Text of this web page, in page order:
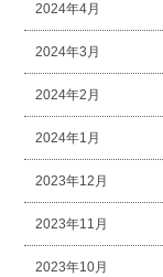
2024年4月
2024年3月
2024年2月
2024年1月
2023年12月
2023年11月
2023年10月